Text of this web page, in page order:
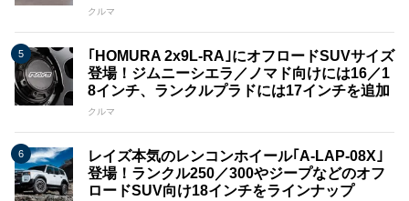
クルマ
｢HOMURA 2x9L​​-RA｣にオフロードSUVサイズ
登場！ジムニーシエラ／ノマド向けには16／1
8インチ、ランクルプラドには17インチを追加
クルマ
レイズ本気のレンコンホイール｢A-LAP-08X｣
登場！ランクル250／300やジープなどのオフ
ロードSUV向け18インチをラインナップ